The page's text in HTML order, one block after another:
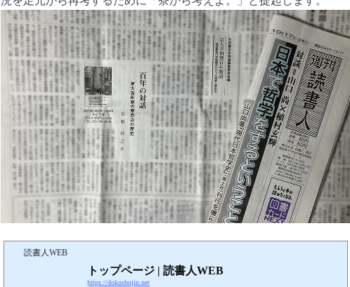
読書人WEB
トップページ | 読書人WEB
https://dokushojin.net